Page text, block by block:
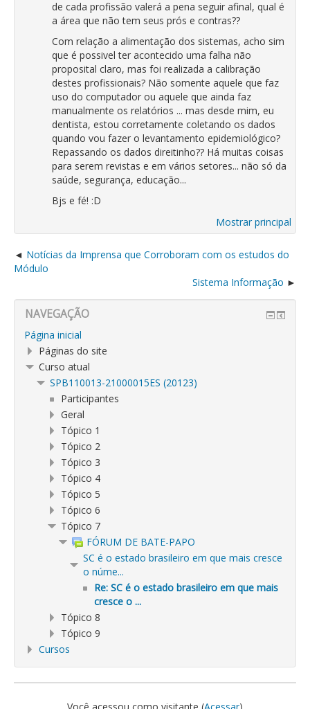
de cada profissão valerá a pena seguir afinal, qual é
a área que não tem seus prós e contras??
Com relação a alimentação dos sistemas, acho sim
que é possivel ter acontecido uma falha não
proposital claro, mas foi realizada a calibração
destes profissionais? Não somente aquele que faz
uso do computador ou aquele que ainda faz
manualmente os relatórios ... mas desde mim, eu
dentista, estou corretamente coletando os dados
quando vou fazer o levantamento epidemiológico?
Repassando os dados direitinho?? Há muitas coisas
para serem revistas e em vários setores... não só da
saúde, segurança, educação...
Bjs e fé! :D
Mostrar principal
Notícias da Imprensa que Corroboram com os estudos do
Módulo
Sistema Informação
NAVEGAÇÃO
Página inicial
Páginas do site
Curso atual
SPB110013-21000015ES (20123)
Participantes
Geral
Tópico 1
Tópico 2
Tópico 3
Tópico 4
Tópico 5
Tópico 6
Tópico 7
FÓRUM DE BATE-PAPO
SC é o estado brasileiro em que mais cresce
o núme...
Re: SC é o estado brasileiro em que mais
cresce o ...
Tópico 8
Tópico 9
Cursos